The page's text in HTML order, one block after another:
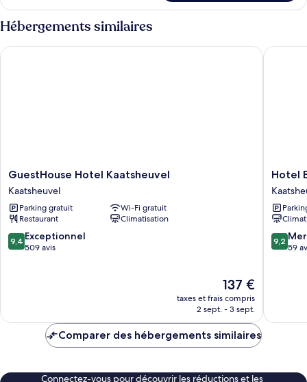
le
type
de
chambre
Chambre
Hébergements similaires
GuestHouse
Hotel
Kaatsheuvel
Kaatsheuvel
GuestHouse Hotel Kaatsheuvel
Kaatsheuvel
Parking gratuit
Wi-Fi gratuit
Restaurant
Climatisation
9.4
sur
9,4 Exceptionnel
509 avis
Le
nouveau
prix
de
137 €
taxes et frais compris
2 sept. - 3 sept.
GuestHouse Hotel Kaatsheuvel
Hotel
Emilia
Hotel
9.2
sur
9,2
59
Hotel
Comparer des hébergements similaires
Connectez-vous pour découvrir les réductions et les